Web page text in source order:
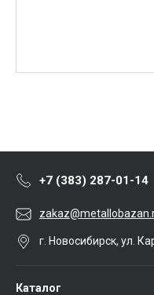
+7 (383) 287-01-14
г. Новосибирск, ул.
Каталог